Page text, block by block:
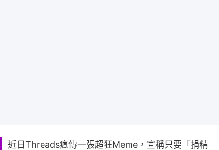
近日Threads瘋傳一張超狂Meme，宣稱只要「捐精